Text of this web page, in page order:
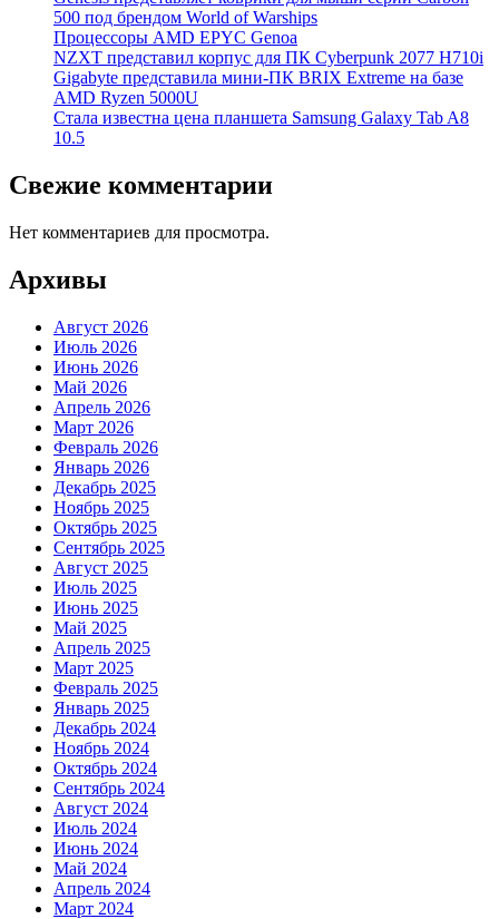
500 под брендом World of Warships
Процессоры AMD EPYC Genoa
NZXT представил корпус для ПК Cyberpunk 2077 H710i
Gigabyte представила мини-ПК BRIX Extreme на базе
AMD Ryzen 5000U
Стала известна цена планшета Samsung Galaxy Tab A8
10.5
Свежие комментарии
Нет комментариев для просмотра.
Архивы
Август 2026
Июль 2026
Июнь 2026
Май 2026
Апрель 2026
Март 2026
Февраль 2026
Январь 2026
Декабрь 2025
Ноябрь 2025
Октябрь 2025
Сентябрь 2025
Август 2025
Июль 2025
Июнь 2025
Май 2025
Апрель 2025
Март 2025
Февраль 2025
Январь 2025
Декабрь 2024
Ноябрь 2024
Октябрь 2024
Сентябрь 2024
Август 2024
Июль 2024
Июнь 2024
Май 2024
Апрель 2024
Март 2024